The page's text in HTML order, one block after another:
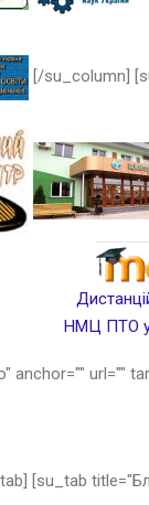
[/su_column]
НМЦ ПТО у
anchor="" url=""
[su_tab